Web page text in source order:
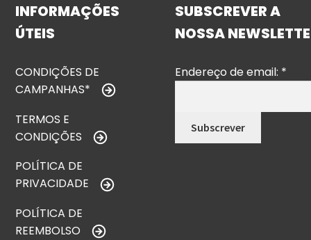
INFORMAÇÕES
ÚTEIS
CONDIÇÕES DE
CAMPANHAS*
TERMOS E
CONDIÇÕES
POLÍTICA DE
PRIVACIDADE
POLÍTICA DE
REEMBOLSO
SUBSCREVER A
NOSSA
Endereço de email: *